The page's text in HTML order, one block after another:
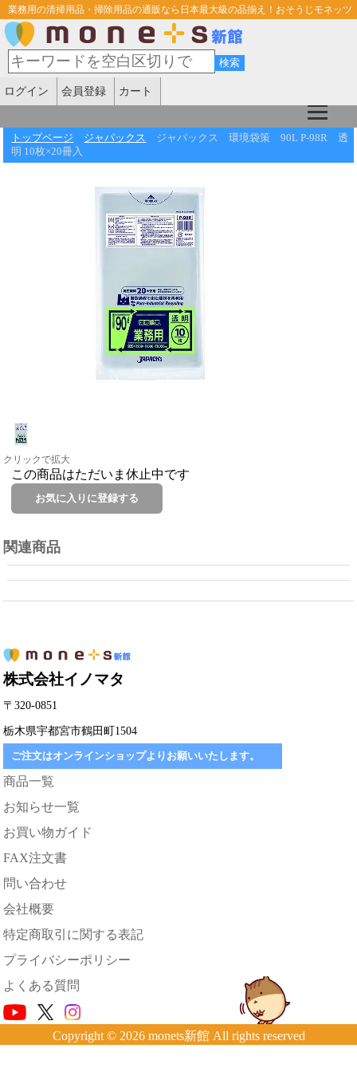
業務用の清掃用品・掃除用品の通販なら日本最大級の品揃え！おそうじモネッツ
ログイン 会員登録 カート
トップページ ジャパックス
ジャパックス 環境袋策 90L P-98R 透
明 10枚×20冊入
クリックで拡大
この商品はただいま休止中です
関連商品
株式会社イノマタ
〒320-0851
栃木県宇都宮市鶴田町1504
ご注文はオンラインショップよりお願いいたします。
商品一覧
お知らせ一覧
お買い物ガイド
FAX注文書
問い合わせ
会社概要
特定商取引に関する表記
プライバシーポリシー
よくある質問
Copyright © 2026 monets新館 All rights reserved